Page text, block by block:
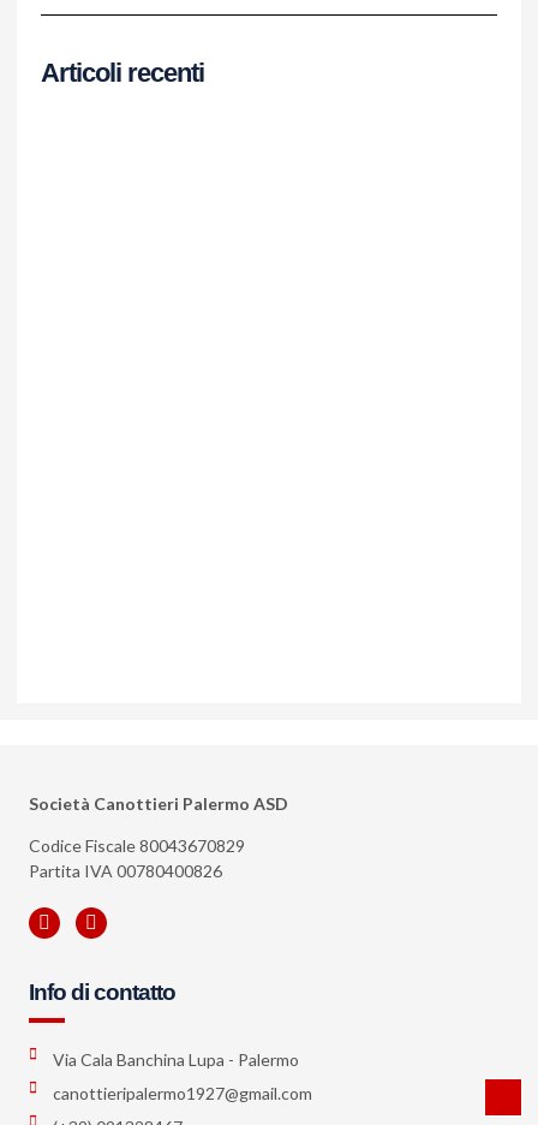
Articoli recenti
Società Canottieri Palermo ASD
Codice Fiscale 80043670829
Partita IVA 00780400826
Info di contatto
Via Cala Banchina Lupa - Palermo
canottieripalermo1927@gmail.com